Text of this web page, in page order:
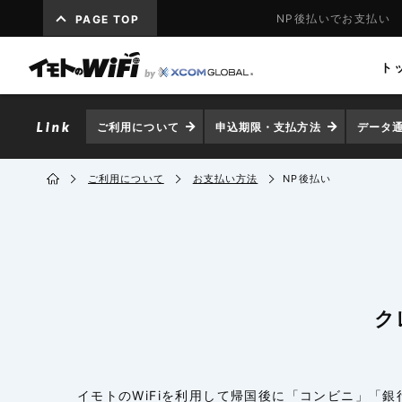
NP後払いでお支払い
PAGE TOP
ト
ご利用について 申込期限・支払方法 データ
ご利用について お支払い方法 NP後払い
イモトのWiFiを利用して帰国後に「コンビニ」「